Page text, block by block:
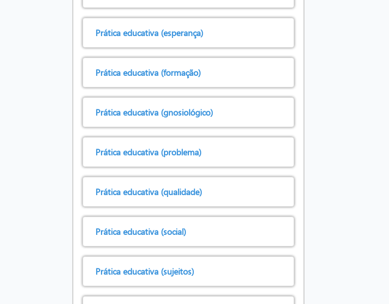
Prática educativa (esperança)
Prática educativa (formação)
Prática educativa (gnosiológico)
Prática educativa (problema)
Prática educativa (qualidade)
Prática educativa (social)
Prática educativa (sujeitos)